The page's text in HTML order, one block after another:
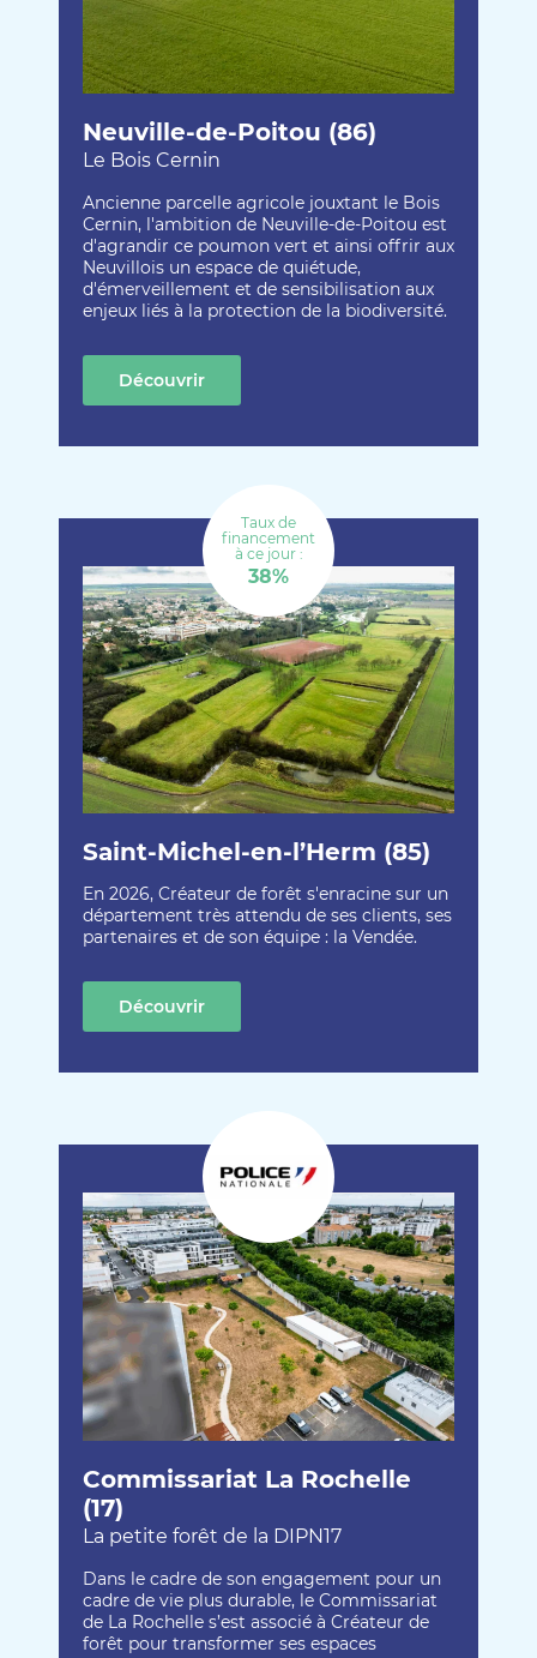
Neuville-de-Poitou (86)
Le Bois Cernin
Ancienne parcelle agricole jouxtant le Bois
Cernin, l'ambition de Neuville-de-Poitou est
d'agrandir ce poumon vert et ainsi offrir aux
Neuvillois un espace de quiétude,
d'émerveillement et de sensibilisation aux
enjeux liés à la protection de la biodiversité.
Découvrir
Saint-Michel-en-l’Herm (85)
En 2026, Créateur de forêt s'enracine sur un
département très attendu de ses clients, ses
partenaires et de son équipe : la Vendée.
Taux de
financement
à ce jour :
38%
Découvrir
Commissariat La Rochelle
(17)
La petite forêt de la DIPN17
Dans le cadre de son engagement pour un
cadre de vie plus durable, le Commissariat
de La Rochelle s’est associé à Créateur de
forêt pour transformer ses espaces